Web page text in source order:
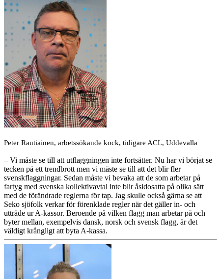
Peter Rautiainen, arbetssökande kock, tidigare ACL, Uddevalla
– Vi måste se till att utflaggningen inte fortsätter. Nu har vi börjat se
tecken på ett trendbrott men vi måste se till att det blir fler
svenskflaggningar. Sedan måste vi bevaka att de som arbetar på
fartyg med svenska kollektivavtal inte blir åsidosatta på olika sätt
med de förändrade reglerna för tap. Jag skulle också gärna se att
Seko sjöfolk verkar för förenklade regler när det gäller in- och
utträde ur A-kassor. Beroende på vilken flagg man arbetar på och
byter mellan, exempelvis dansk, norsk och svensk flagg, är det
väldigt krångligt att byta A-kassa.